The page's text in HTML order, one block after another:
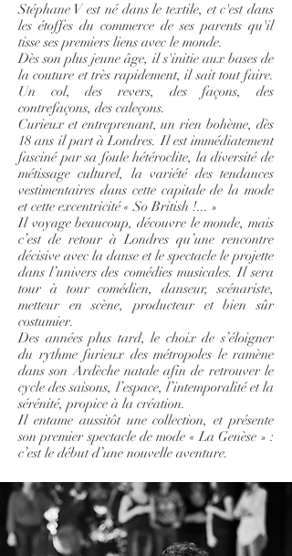
Stéphane V est né dans le textile, et c'est dans
les étoffes du commerce de ses parents qu'il
tisse ses premiers liens avec le monde.
Dès son plus jeune âge, il s'initie aux bases de
la couture et très rapidement, il sait tout faire.
Un col, des revers, des façons, des
contrefaçons, des caleçons.
Curieux et entreprenant, un rien bohème, dès
18 ans il part à Londres. Il est immédiatement
fasciné par sa foule hétéroclite, la diversité de
métissage culturel, la variété des tendances
vestimentaires dans cette capitale de la mode
et cette excentricité « So British !... »
Il voyage beaucoup, découvre le monde, mais
c’est de retour à Londres qu’une rencontre
décisive avec la danse et le spectacle le projette
dans l’univers des comédies musicales. Il sera
tour à tour comédien, danseur, scénariste,
metteur en scène, producteur et bien sûr
costumier.
Des années plus tard, le choix de s’éloigner
du rythme furieux des métropoles le ramène
dans son Ardèche natale afin de retrouver le
cycle des saisons, l’espace, l’intemporalité et la
sérénité, propice à la création.
Il entame aussitôt une collection, et présente
son premier spectacle de mode « La Genèse » :
c’est le début d’une nouvelle aventure.